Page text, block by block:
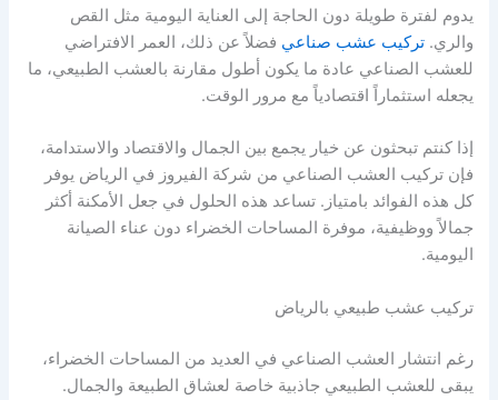
يدوم لفترة طويلة دون الحاجة إلى العناية اليومية مثل القص
والري.تركيب عشب صناعي فضلاً عن ذلك، العمر الافتراضي
للعشب الصناعي عادة ما يكون أطول مقارنة بالعشب الطبيعي، ما
يجعله استثماراً اقتصادياً مع مرور الوقت.
إذا كنتم تبحثون عن خيار يجمع بين الجمال والاقتصاد والاستدامة،
فإن تركيب العشب الصناعي من شركة الفيروز في الرياض يوفر
كل هذه الفوائد بامتياز. تساعد هذه الحلول في جعل الأمكنة أكثر
جمالاً ووظيفية، موفرة المساحات الخضراء دون عناء الصيانة
اليومية.
تركيب عشب طبيعي بالرياض
رغم انتشار العشب الصناعي في العديد من المساحات الخضراء،
يبقى للعشب الطبيعي جاذبية خاصة لعشاق الطبيعة والجمال.